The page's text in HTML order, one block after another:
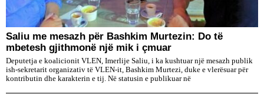
Saliu me mesazh për Bashkim Murtezin: Do të
mbetesh gjithmonë një mik i çmuar
Deputetja e koalicionit VLEN, Imerlije Saliu, i ka kushtuar një mesazh publik
ish-sekretarit organizativ të VLEN-it, Bashkim Murtezi, duke e vlerësuar për
kontributin dhe karakterin e tij. Në statusin e publikuar në